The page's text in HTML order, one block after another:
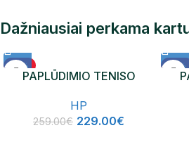
Dažniausiai perkama
-12%
NAUJIENA
PAPLŪDIMIO TENISO
HP
259.00€ 229.00€
-12%